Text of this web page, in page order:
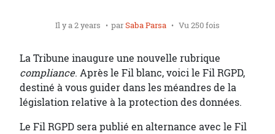
Il y a 2 years parSaba Parsa Vu 250 fois
La Tribune inaugure une nouvelle rubrique
compliance. Après le Fil blanc, voici le Fil RGPD,
destiné à vous guider dans les méandres de la
législation relative à la protection des données.
Le Fil RGPD sera publié en alternance avec le Fil